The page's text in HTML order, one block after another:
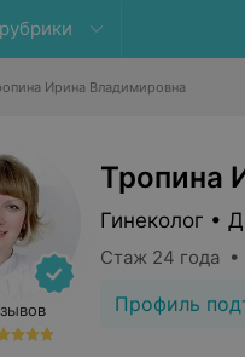
Ирина Владимировна
Тропина
Гинеколог •
Стаж 24 года •
Профиль